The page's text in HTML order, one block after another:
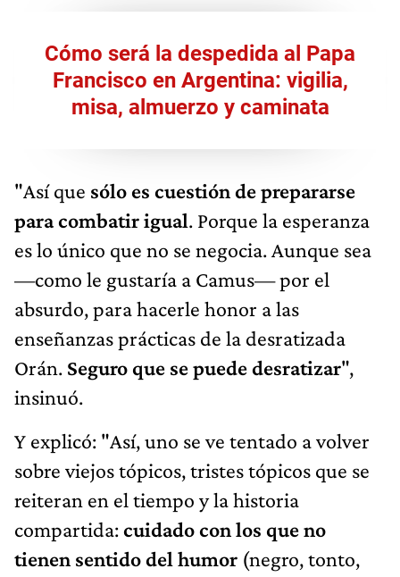
Cómo será la despedida al Papa
Francisco en Argentina: vigilia,
misa, almuerzo y caminata
"Así que sólo es cuestión de prepararse
para combatir igual. Porque la esperanza
es lo único que no se negocia. Aunque sea
—como le gustaría a Camus— por el
absurdo, para hacerle honor a las
enseñanzas prácticas de la desratizada
Orán. Seguro que se puede desratizar",
insinuó.
Y explicó: "Así, uno se ve tentado a volver
sobre viejos tópicos, tristes tópicos que se
reiteran en el tiempo y la historia
compartida:cuidado con los que no
tienen sentido del humor (negro, tonto,